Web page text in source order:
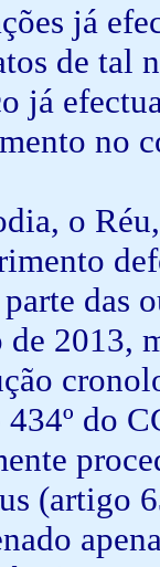
já
de tal
já
no
o
das
de 2013,
do
(artigo